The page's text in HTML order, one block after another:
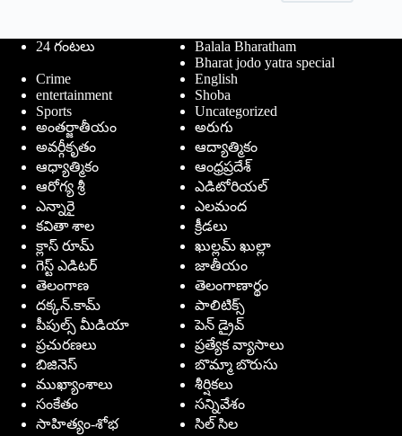
24 గంటలు
Balala Bharatham
Bharat jodo yatra special
Crime
English
entertainment
Shoba
Sports
Uncategorized
అంతర్జాతీయం
అరుగు
అవర్గీకృతం
ఆద్యాత్మికం
ఆధ్యాత్మికం
ఆంధ్రప్రదేశ్
ఆరోగ్య శ్రీ
ఎడిటోరియల్
ఎన్నారై
ఎలమంద
కవితా శాల
క్రీడలు
క్లాస్ రూమ్
ఖుల్లమ్ ఖుల్లా
గెస్ట్ ఎడిటర్
జాతీయం
తెలంగాణ
తెలంగాణార్థం
దక్కన్.కామ్
పాలిటిక్స్
పీపుల్స్ ‌మీడియా
పెన్ డ్రైవ్
ప్రచురణలు
ప్రత్యేక వ్యాసాలు
బిజినెస్
బొమ్మా బొరుసు
ముఖ్యాంశాలు
శీర్షికలు
సంకేతం
సన్నివేశం
సాహిత్యం-శోభ
సిల్ సిల